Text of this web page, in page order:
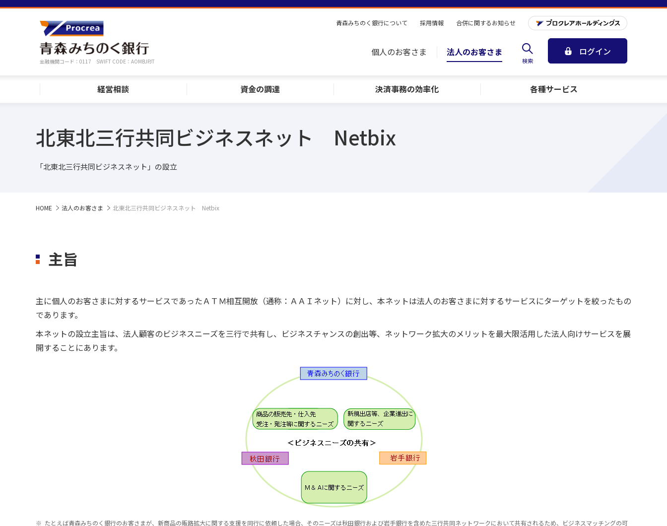
金融機関コード：0117 SWIFT CODE：AOMBJPJT
経営相談 資金の調達 決済事務の効率化 各種サービス
青森みちのく銀行について 採用情報 合併に関するお知らせ
個人のお客さま 法人のお客さま
検索
ログイン
北東北三行共同ビジネスネット Netbix
「北東北三行共同ビジネスネット」の設立
HOME 法人のお客さま 北東北三行共同ビジネスネット Netbix
主旨
主に個人のお客さまに対するサービスであったＡＴＭ相互開放（通称：ＡＡＩネット）に対し、本ネットは法人のお客さまに対するサービスにターゲットを絞ったもの
であります。
本ネットの設立主旨は、法人顧客のビジネスニーズを三行で共有し、ビジネスチャンスの創出等、ネットワーク拡大のメリットを最大限活用した法人向けサービスを展
開することにあります。
たとえば青森みちのく銀行のお客さまが、新商品の販路拡大に関する支援を同行に依頼した場合、そのニーズは秋田銀行および岩手銀行を含めた三行共同ネットワークにおいて共有されるため、ビジネスマッチングの可